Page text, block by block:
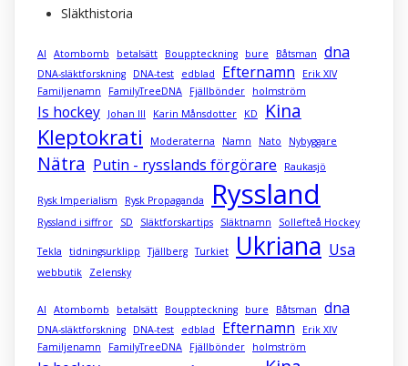
Släkthistoria
AI Atombomb betalsätt Bouppteckning bure Båtsman dna
DNA-släktforskning DNA-test edblad Efternamn
Erik XIV
Familjenamn
FamilyTreeDNA Fjällbönder holmström
Is hockey Johan III Karin Månsdotter KD Kina
Kleptokrati Moderaterna Namn Nato Nybyggare
Nätra Putin - rysslands förgörare Raukasjö
Rysk Imperialism Rysk Propaganda Ryssland
Ryssland i siffror SD Släktforskartips Släktnamn Sollefteå Hockey
Tekla tidningsurklipp Tjällberg Turkiet Ukriana Usa
webbutik Zelensky
AI Atombomb betalsätt Bouppteckning bure Båtsman dna
DNA-släktforskning DNA-test edblad Efternamn
Erik XIV
Familjenamn
FamilyTreeDNA Fjällbönder holmström